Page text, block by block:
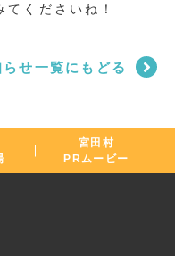
くださいね！
らせ一覧にもどる
宮田村
PRムービー